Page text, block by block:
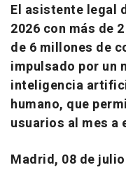
El asistente legal
2026 con más de
de 6 millones de
impulsado por un
inteligencia
humano, que
usuarios al mes a
Madrid, 08 de